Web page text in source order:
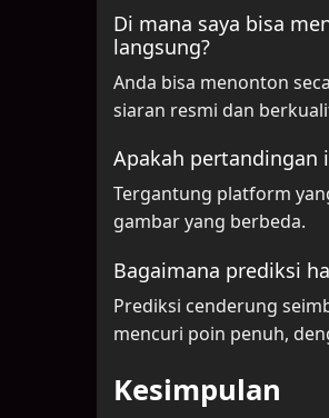
Di mana saya bisa
langsung?
Anda bisa menonton
siaran resmi dan
Apakah pertandingan
Tergantung platform
gambar yang berbeda.
Bagaimana prediksi
Prediksi cenderung
mencuri poin penuh,
Kesimpulan